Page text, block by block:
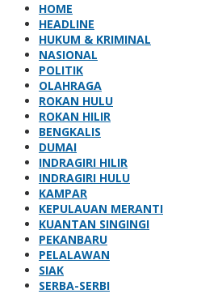
HOME
HEADLINE
HUKUM & KRIMINAL
NASIONAL
POLITIK
OLAHRAGA
ROKAN HULU
ROKAN HILIR
BENGKALIS
DUMAI
INDRAGIRI HILIR
INDRAGIRI HULU
KAMPAR
KEPULAUAN MERANTI
KUANTAN SINGINGI
PEKANBARU
PELALAWAN
SIAK
SERBA-SERBI